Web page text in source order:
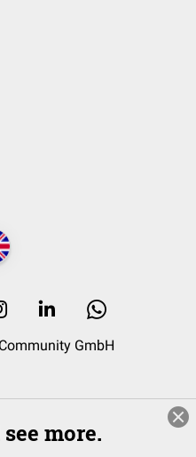
GmbH
more.